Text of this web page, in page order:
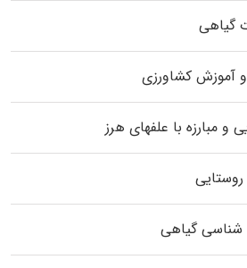
گیاهی
آموزش کشاورزی
و مبارزه با علفهای هرز
شناسی گیاهی